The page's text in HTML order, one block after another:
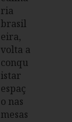
ria
brasil
eira,
volta a
conqu
istar
espaç
o nas
mesas